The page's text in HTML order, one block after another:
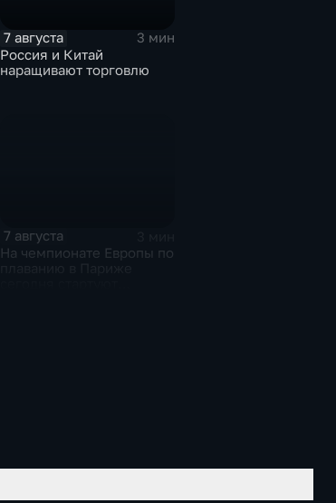
7 августа
3 мин
Россия и Китай
наращивают торговлю
7 августа
На чемпионате Европы по